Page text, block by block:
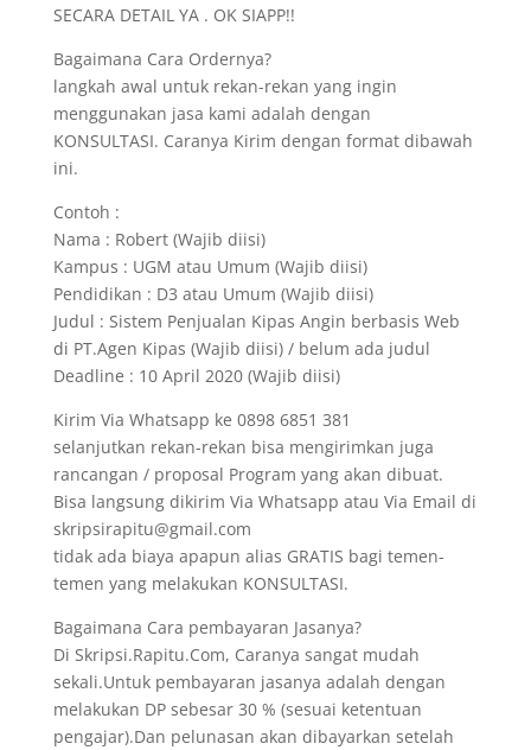
SECARA DETAIL YA . OK SIAPP!!
Bagaimana Cara Ordernya?
langkah awal untuk rekan-rekan yang ingin
menggunakan jasa kami adalah dengan
KONSULTASI. Caranya Kirim dengan format dibawah
ini.
Contoh :
Nama : Robert (Wajib diisi)
Kampus : UGM atau Umum (Wajib diisi)
Pendidikan : D3 atau Umum (Wajib diisi)
Judul : Sistem Penjualan Kipas Angin berbasis Web
di PT.Agen Kipas (Wajib diisi) / belum ada judul
Deadline : 10 April 2020 (Wajib diisi)
Kirim Via Whatsapp ke 0898 6851 381
selanjutkan rekan-rekan bisa mengirimkan juga
rancangan / proposal Program yang akan dibuat.
Bisa langsung dikirim Via Whatsapp atau Via Email di
skripsirapitu@gmail.com
tidak ada biaya apapun alias GRATIS bagi temen-
temen yang melakukan KONSULTASI.
Bagaimana Cara pembayaran Jasanya?
Di Skripsi.Rapitu.Com, Caranya sangat mudah
sekali.Untuk pembayaran jasanya adalah dengan
melakukan DP sebesar 30 % (sesuai ketentuan
pengajar).Dan pelunasan akan dibayarkan setelah